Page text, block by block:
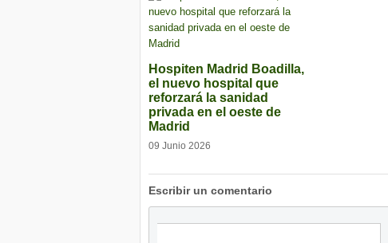
Hospiten Madrid Boadilla,
el nuevo hospital que
reforzará la sanidad
privada en el oeste de
Madrid
09 Junio 2026
Escribir un comentario